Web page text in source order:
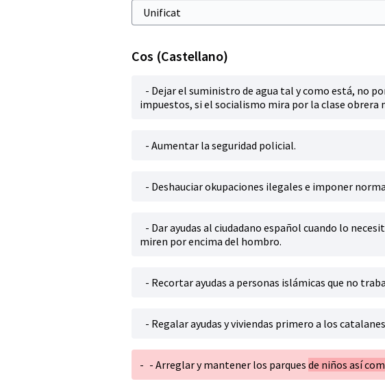
Cos (Castellano)
- Dejar el suministro de agua tal y como está, no
impuestos, si el socialismo mira por la clase obrera
- Aumentar la seguridad policial.
- Deshauciar okupaciones ilegales e imponer
- Dar ayudas al ciudadano español cuando lo
miren por encima del hombro.
- Recortar ayudas a personas islámicas que no
- Regalar ayudas y viviendas primero a los
- - Arreglar y mantener los parques de niños así